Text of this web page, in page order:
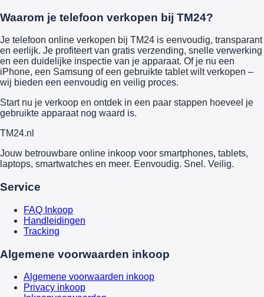
Waarom je telefoon verkopen bij TM24?
Je telefoon online verkopen bij TM24 is eenvoudig, transparant
en eerlijk. Je profiteert van gratis verzending, snelle verwerking
en een duidelijke inspectie van je apparaat. Of je nu een
iPhone, een Samsung of een gebruikte tablet wilt verkopen –
wij bieden een eenvoudig en veilig proces.
Start nu je verkoop en ontdek in een paar stappen hoeveel je
gebruikte apparaat nog waard is.
TM24.nl
Jouw betrouwbare online inkoop voor smartphones, tablets,
laptops, smartwatches en meer. Eenvoudig. Snel. Veilig.
Service
FAQ Inkoop
Handleidingen
Tracking
Algemene voorwaarden inkoop
Algemene voorwaarden inkoop
Privacy inkoop